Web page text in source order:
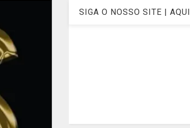
SIGA O NOSSO SITE | AQUI